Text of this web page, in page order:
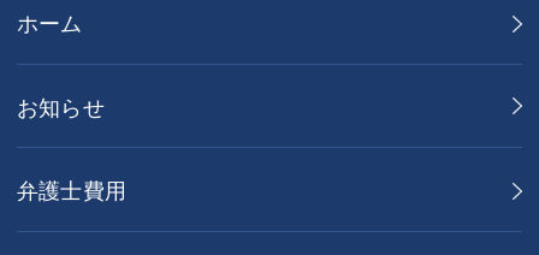
ホーム
お知らせ
弁護士費用